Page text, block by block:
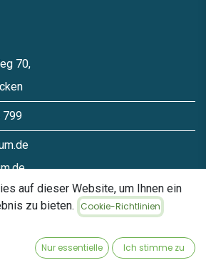
70,
799
auf dieser Website, um Ihnen ein
zu bieten.
Cookie-Richtlinien
Nur essentielle Ich stimme zu